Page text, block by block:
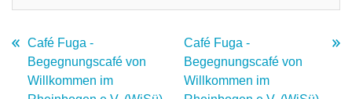
Café Fuga -
Begegnungscafé von
Willkommen im
Café Fuga -
Begegnungscafé von
Willkommen im